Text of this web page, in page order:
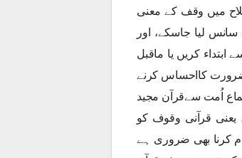
میں وقف کے معنی
لیا جاسکے، اور
کریں یا ماقبل
کی ضرورت کااحساس کرنے
اُمت سےقرآن مجید
قرآنی وقوف کو
کرنا بھی ضروری ہے